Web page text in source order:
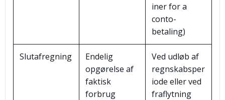
iner for a
conto-
betaling)
Slutafregning
Endelig
opgørelse af
faktisk
forbrug
Ved udløb af
regnskabsper
iode eller ved
fraflytning